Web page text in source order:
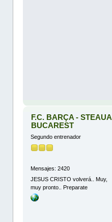
F.C. BARÇA - STEAUA
BUCAREST
Segundo entrenador
Mensajes: 2420
JESUS CRISTO volverá.. Muy,
muy pronto.. Preparate